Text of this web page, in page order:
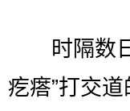
时隔数日
疙瘩”打交